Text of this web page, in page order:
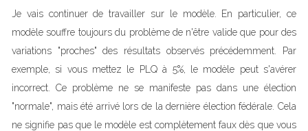
Je vais continuer de travailler sur le modèle. En particulier, ce
modèle souffre toujours du problème de n'être valide que pour des
variations "proches" des résultats observés précédemment. Par
exemple, si vous mettez le PLQ à 5%, le modèle peut s'avérer
incorrect. Ce problème ne se manifeste pas dans une élection
"normale", mais été arrivé lors de la dernière élection fédérale. Cela
ne signifie pas que le modèle est complètement faux dès que vous